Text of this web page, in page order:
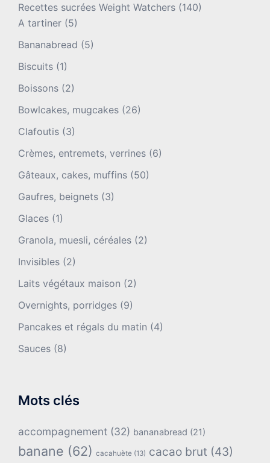
Recettes sucrées Weight Watchers (140)
A tartiner (5)
Bananabread (5)
Biscuits (1)
Boissons (2)
Bowlcakes, mugcakes (26)
Clafoutis (3)
Crèmes, entremets, verrines (6)
Gâteaux, cakes, muffins (50)
Gaufres, beignets (3)
Glaces (1)
Granola, muesli, céréales (2)
Invisibles (2)
Laits végétaux maison (2)
Overnights, porridges (9)
Pancakes et régals du matin (4)
Sauces (8)
Mots clés
accompagnement (32) bananabread (21)
banane (62) cacahuète (13) cacao brut (43)